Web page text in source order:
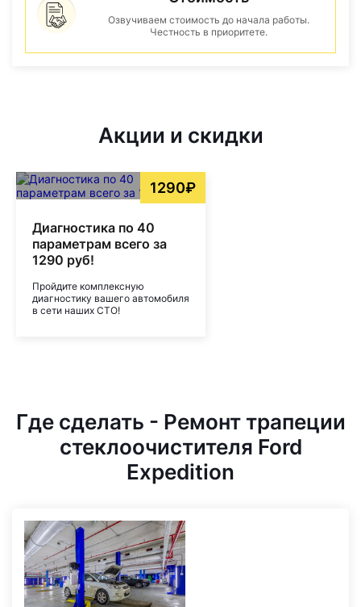
Озвучиваем стоимость до начала работы.
Честность в приоритете.
Акции и скидки
1290₽
Диагностика по 40
параметрам всего за
1290 руб!
Пройдите комплексную
диагностику вашего автомобиля
в сети наших СТО!
Где сделать - Ремонт трапеции
стеклоочистителя Ford
Expedition